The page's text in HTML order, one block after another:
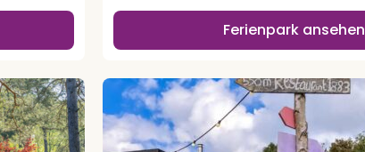
Ferienpark ansehen